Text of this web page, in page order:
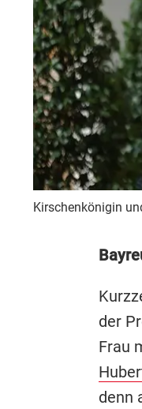
Kirschenkönigin
der
Frau
denn